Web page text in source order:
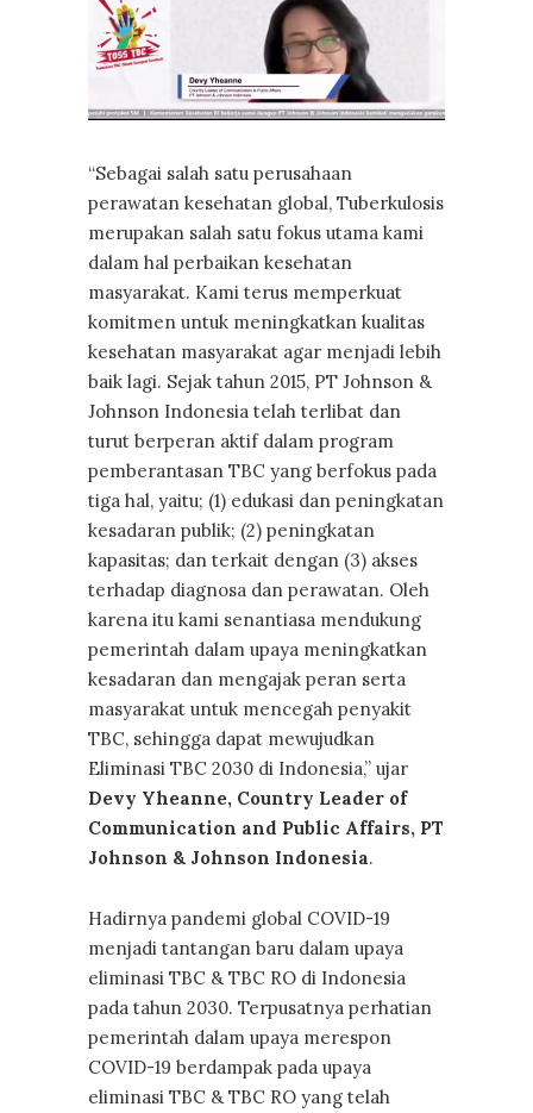
“Sebagai salah satu perusahaan
perawatan kesehatan global, Tuberkulosis
merupakan salah satu fokus utama kami
dalam hal perbaikan kesehatan
masyarakat. Kami terus memperkuat
komitmen untuk meningkatkan kualitas
kesehatan masyarakat agar menjadi lebih
baik lagi. Sejak tahun 2015, PT Johnson &
Johnson Indonesia telah terlibat dan
turut berperan aktif dalam program
pemberantasan TBC yang berfokus pada
tiga hal, yaitu; (1) edukasi dan peningkatan
kesadaran publik; (2) peningkatan
kapasitas; dan terkait dengan (3) akses
terhadap diagnosa dan perawatan. Oleh
karena itu kami senantiasa mendukung
pemerintah dalam upaya meningkatkan
kesadaran dan mengajak peran serta
masyarakat untuk mencegah penyakit
TBC, sehingga dapat mewujudkan
Eliminasi TBC 2030 di Indonesia,” ujar
Devy Yheanne, Country Leader of
Communication and Public Affairs, PT
Johnson & Johnson Indonesia.
Hadirnya pandemi global COVID-19
menjadi tantangan baru dalam upaya
eliminasi TBC & TBC RO di Indonesia
pada tahun 2030. Terpusatnya perhatian
pemerintah dalam upaya merespon
COVID-19 berdampak pada upaya
eliminasi TBC & TBC RO yang telah